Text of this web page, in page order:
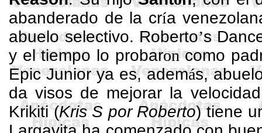
abanderado de la cría
abuelo selectivo.Roberto’s
y el tiempo lo probaroncomo
EpicJunior ya es, además,
da visos de mejorar la
Krikiti(Kris S por Roberto) tiene